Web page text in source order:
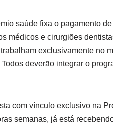
saúde fixa o pagamento
médicos e cirurgiões
exclusivamente no
deverão integrar o
com vínculo exclusivo na
semanas, já está